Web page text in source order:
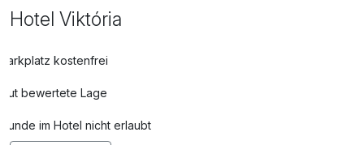
Hotel Viktória
Parkplatz kostenfrei
Gut bewertete Lage
Hunde im Hotel nicht erlaubt